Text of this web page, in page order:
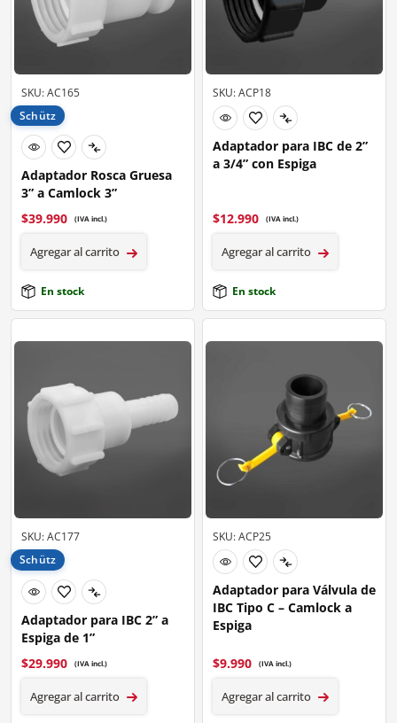
SKU: AC165
Schütz
Adaptador Rosca Gruesa
3” a Camlock 3”
$39.990 (IVA incl.)
Agregar al carrito
En stock
SKU: ACP18
Adaptador para IBC de 2”
a 3/4” con Espiga
$12.990 (IVA incl.)
Agregar al carrito
En stock
SKU: AC177
Schütz
Adaptador para IBC 2” a
Espiga de 1”
$29.990 (IVA incl.)
Agregar al carrito
SKU: ACP25
Adaptador para Válvula de
IBC Tipo C – Camlock a
Espiga
$9.990 (IVA incl.)
Agregar al carrito